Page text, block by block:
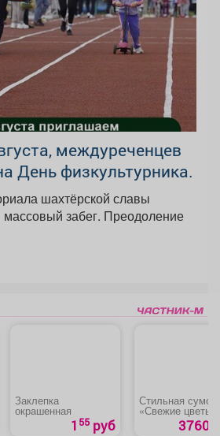
междуреченцев
День физкультурника.
шахтёрской славы
массовый забег. Преодоление
Заклепка
окрашенная
1 55 руб
Стильная
«Свежие цветы»
3760